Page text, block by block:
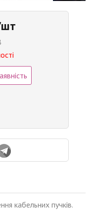
кабельних пучків.